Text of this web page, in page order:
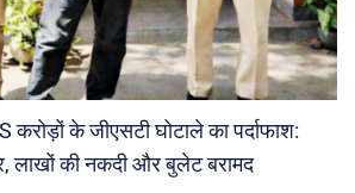
के जीएसटी घोटाले का पर्दाफाश:
लाखों की नकदी और बुलेट बरामद